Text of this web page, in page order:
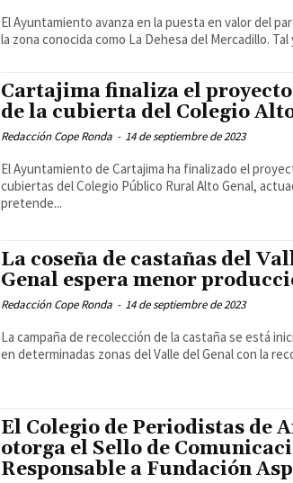
El Ayuntamiento avanza en la puesta en valor del
la zona conocida como La Dehesa del Mercadillo. Tal
Cartajima finaliza el
de la cubierta del Colegio
Redacción Cope Ronda - 14 de septiembre de 2023
El Ayuntamiento de Cartajima ha finalizado el
cubiertas del Colegio Público Rural Alto Genal,
pretende...
La coseña de castañas del
Genal espera menor
Redacción Cope Ronda - 14 de septiembre de 2023
La campaña de recolección de la castaña se está
en determinadas zonas del Valle del Genal con la
El Colegio de Periodistas de
otorga el Sello de
Responsable a Fundación